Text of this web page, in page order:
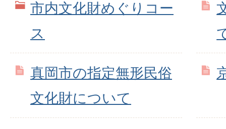
市内文化財めぐりコー
ス
真岡市の指定無形民俗
文化財について